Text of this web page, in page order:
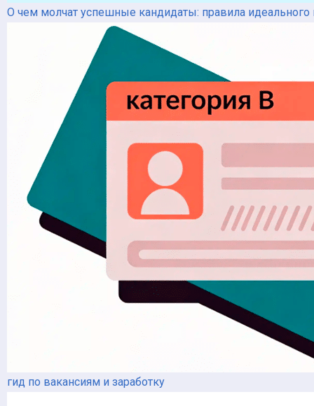
О чем молчат успешные кандидаты: правила идеального
гид по вакансиям и заработку